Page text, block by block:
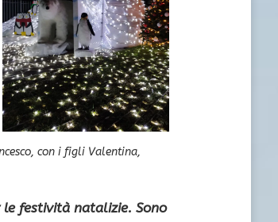
con i figli Valentina,
le festività natalizie. Sono